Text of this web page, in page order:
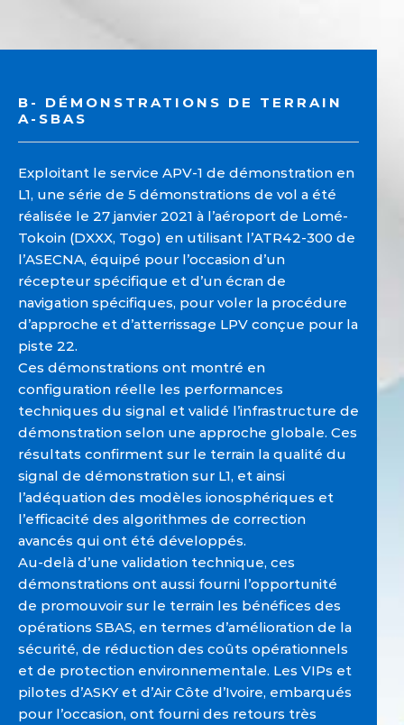
B- DÉMONSTRATIONS DE TERRAIN
A-SBAS
Exploitant le service APV-1 de démonstration en
L1, une série de 5 démonstrations de vol a été
réalisée le 27 janvier 2021 à l’aéroport de Lomé-
Tokoin (DXXX, Togo) en utilisant l’ATR42-300 de
l’ASECNA, équipé pour l’occasion d’un
récepteur spécifique et d’un écran de
navigation spécifiques, pour voler la procédure
d’approche et d’atterrissage LPV conçue pour la
piste 22.
Ces démonstrations ont montré en
configuration réelle les performances
techniques du signal et validé l’infrastructure de
démonstration selon une approche globale. Ces
résultats confirment sur le terrain la qualité du
signal de démonstration sur L1, et ainsi
l’adéquation des modèles ionosphériques et
l’efficacité des algorithmes de correction
avancés qui ont été développés.
Au-delà d’une validation technique, ces
démonstrations ont aussi fourni l’opportunité
de promouvoir sur le terrain les bénéfices des
opérations SBAS, en termes d’amélioration de la
sécurité, de réduction des coûts opérationnels
et de protection environnementale. Les VIPs et
pilotes d’ASKY et d’Air Côte d’Ivoire, embarqués
pour l’occasion, ont fourni des retours très